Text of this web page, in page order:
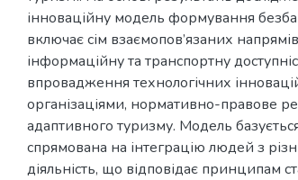
інноваційну модель формування
включає сім взаємопов’язаних
інформаційну та транспортну
впровадження технологічних
організаціями, нормативно-правове
адаптивного туризму. Модель
спрямована на інтеграцію людей з
діяльність, що відповідає принципам